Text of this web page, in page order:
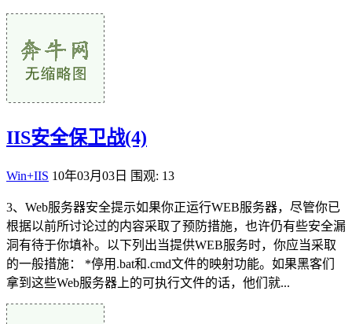
IIS安全保卫战(4)
Win+IIS 10年03月03日 围观: 13
3、Web服务器安全提示如果你正运行WEB服务器，尽管你已
根据以前所讨论过的内容采取了预防措施，也许仍有些安全漏
洞有待于你填补。以下列出当提供WEB服务时，你应当采取
的一般措施： *停用.bat和.cmd文件的映射功能。如果黑客们
拿到这些Web服务器上的可执行文件的话，他们就...